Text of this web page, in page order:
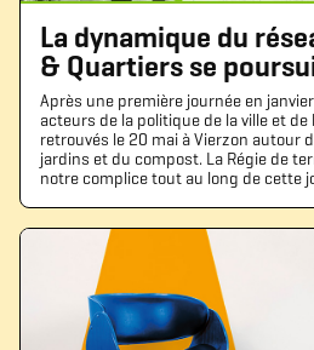
La dynamique du
& Quartiers se
Après une première journée en
acteurs de la politique de la ville et
retrouvés le 20 mai à Vierzon autour
jardins et du compost. La Régie de
notre complice tout au long de cette